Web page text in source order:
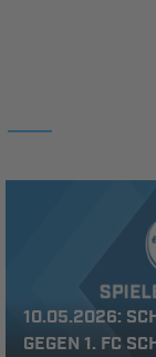
10.05.2026:
GEGEN 1. FC